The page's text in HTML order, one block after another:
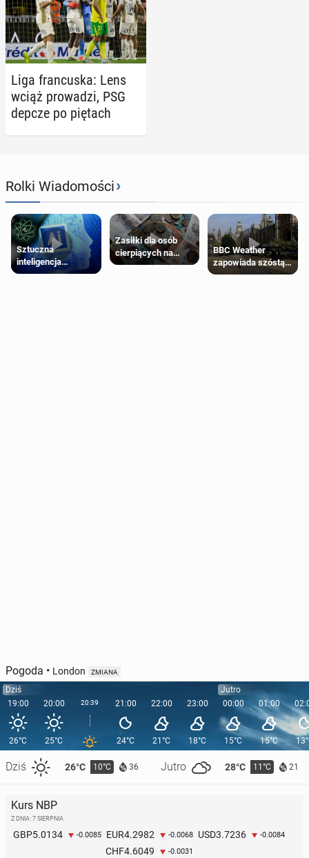
Liga fran­cu­ska: Lens
wciąż pro­wa­dzi, PSG
depcze po piętach
Rolki Wiadomości›
Sztuczna
inteligencja
próbowała oszukać
Zasiłki dla osób
cierpiących na
schorzenia
BBC Weather
zapowiada szóstą
falę upałów w
Pogoda • London ZMIANA
Dziś
19:00
26°C
Dziś 26°C 10°C 36 Jutro 28°C 11°C 21
20:00
25°C
20:39 21:00
24°C
22:00
21°C
23:00
18°C
Jutro
00:00
15°C
01:00
15°C
Kurs NBP
Z DNIA: 7 SIERPNIA
GBP5.0134 -0.0085 EUR4.2982 -0.0068 USD3.7236 -0.0084
CHF4.6049 -0.0031